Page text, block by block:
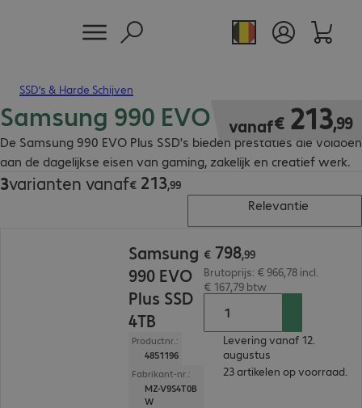
SSD’s & Harde Schijven
Samsung 990 EVO Plus SSD's
De Samsung 990 EVO Plus SSD's bieden prestaties die voldoen
aan de dagelijkse eisen van gaming, zakelijk en creatief werk.
vanaf€ 213,99
€ 213,99
3varianten vanaf€ 213,99
€ 213,99
Relevantie
Samsung
990 EVO
Plus SSD
4TB
Productnr.:
4851196
Fabrikant-nr.:
MZ-V9S4T0B
W
€ 798,99
Brutoprijs: € 966,78 incl.
€ 167,79 btw
Levering vanaf 12.
augustus
23 artikelen op voorraad.